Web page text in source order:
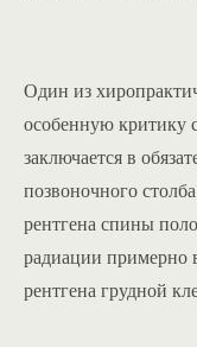
Один из
особенную критику
заключается в
позвоночного
рентгена спины
радиации примерно
рентгена грудной